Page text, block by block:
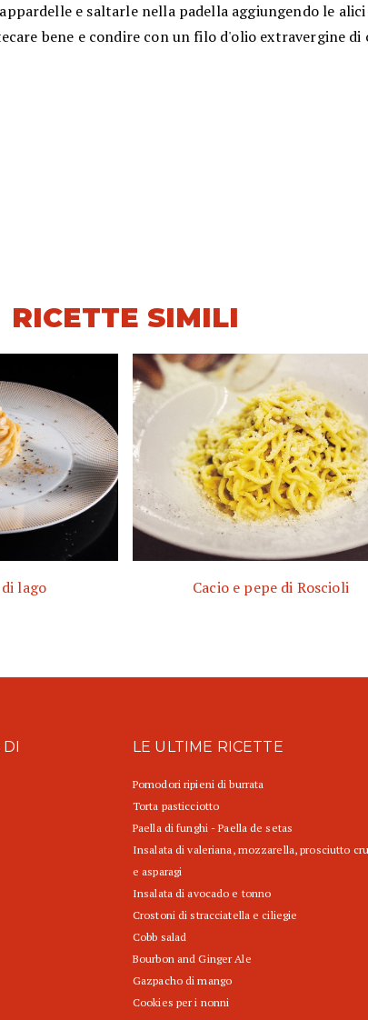
e saltarle nella padella aggiungendo le alici
bene e condire con un filo d'olio extravergine di
RICETTE SIMILI
lago Cacio e pepe di Roscioli
LE ULTIME RICETTE
Pomodori ripieni di burrata
Torta pasticciotto
Paella di funghi - Paella de setas
Insalata di valeriana, mozzarella, prosciutto
e asparagi
Insalata di avocado e tonno
Crostoni di stracciatella e ciliegie
Cobb salad
Bourbon and Ginger Ale
Gazpacho di mango
Cookies per i nonni